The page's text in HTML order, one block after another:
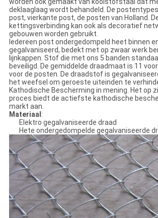
worden ook gemaakt van koolstofstaal dat
deklaaglaag wordt behandeld. De
post, vierkante post, de posten van Holland.
kettingsverbinding kan ook als decoratief
gebouwen worden gebruikt.
Iedereen post ondergedompeld heet binnen
gegalvaniseerd, bedekt met op zwaar werk
lijnkappen. Stof die met ons 5 banden
beveiligd. De gemiddelde draadmaat is 11
voor de posten. De draadstof is
het weefsel om geroeste uiteinden te
Kathodische Bescherming in mening. Het op
proces biedt de actiefste kathodische
markt aan.
Materiaal :
Elektro gegalvaniseerde draad
Hete ondergedompelde gegalvaniseerde